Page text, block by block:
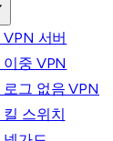
VPN 서버
이중 VPN
로그 없음 VPN
킬 스위치